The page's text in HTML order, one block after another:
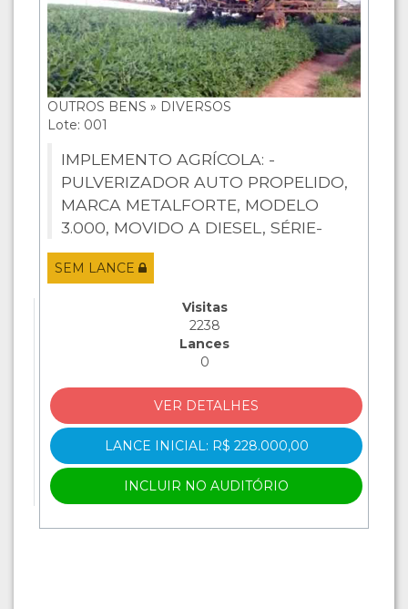
OUTROS BENS » DIVERSOS
Lote: 001
IMPLEMENTO AGRÍCOLA: -
PULVERIZADOR AUTO PROPELIDO,
MARCA METALFORTE, MODELO
3.000, MOVIDO A DIESEL, SÉRIE-
CHASSI: 0342/3629260, ANO DE
FABRICAÇÃO 2011, COR VERDE E
LITROS, EM BOM ESTADO DE ...
SEM LANCE
Visitas
2238
Lances
0
VER DETALHES
LANCE INICIAL: R$ 228.000,00
INCLUIR NO AUDITÓRIO